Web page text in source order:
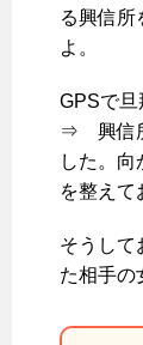
る興信所
よ。
GPSで
⇒ 興信所
した。向
を整えて
そうして
た相手の